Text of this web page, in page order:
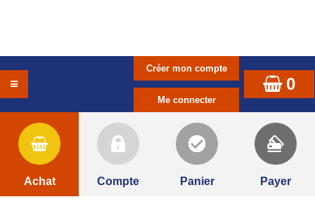
0
Achat Compte Panier Payer